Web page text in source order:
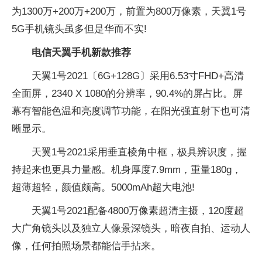
为1300万+200万+200万，前置为800万像素，天翼1号
5G手机镜头虽多但是华而不实!
电信天翼手机新款推荐
天翼1号2021〔6G+128G〕采用6.53寸FHD+高清
全面屏，2340 X 1080的分辨率，90.4%的屏占比。屏
幕有智能色温和亮度调节功能，在阳光强直射下也可清
晰显示。
天翼1号2021采用垂直棱角中框，极具辨识度，握
持起来也更具力量感。机身厚度7.9mm，重量180g，
超薄超轻，颜值颇高。5000mAh超大电池!
天翼1号2021配备4800万像素超清主摄，120度超
大广角镜头以及独立人像景深镜头，暗夜自拍、运动人
像，任何拍照场景都能信手拈来。